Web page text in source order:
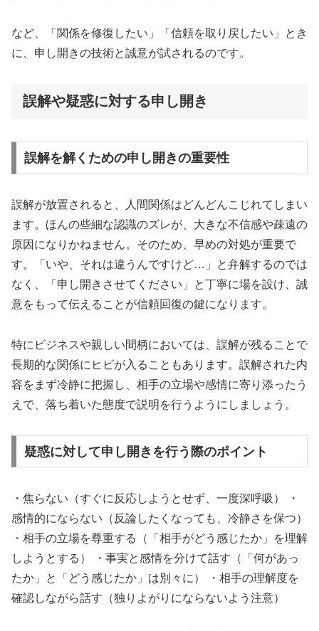
など、「関係を修復したい」「信頼を取り戻したい」とき
に、申し開きの技術と誠意が試されるのです。
誤解や疑惑に対する申し開き
誤解を解くための申し開きの重要性
誤解が放置されると、人間関係はどんどんこじれてしまい
ます。ほんの些細な認識のズレが、大きな不信感や疎遠の
原因になりかねません。そのため、早めの対処が重要で
す。「いや、それは違うんですけど…」と弁解するのでは
なく、「申し開きさせてください」と丁寧に場を設け、誠
意をもって伝えることが信頼回復の鍵になります。
特にビジネスや親しい間柄においては、誤解が残ることで
長期的な関係にヒビが入ることもあります。誤解された内
容をまず冷静に把握し、相手の立場や感情に寄り添ったう
えで、落ち着いた態度で説明を行うようにしましょう。
疑惑に対して申し開きを行う際のポイント
・焦らない（すぐに反応しようとせず、一度深呼吸） ・
感情的にならない（反論したくなっても、冷静さを保つ）
・相手の立場を尊重する（「相手がどう感じたか」を理解
しようとする） ・事実と感情を分けて話す（「何があっ
たか」と「どう感じたか」は別々に） ・相手の理解度を
確認しながら話す（独りよがりにならないよう注意）